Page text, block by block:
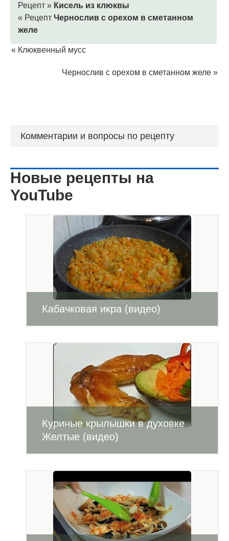
Рецепт » Кисель из клюквы
« Рецепт Чернослив с орехом в сметанном
желе
« Клюквенный мусс
Чернослив с орехом в сметанном желе »
Комментарии и вопросы по рецепту
Новые рецепты на
YouTube
Кабачковая икра (видео)
Куриные крылышки в духовке
Желтые (видео)